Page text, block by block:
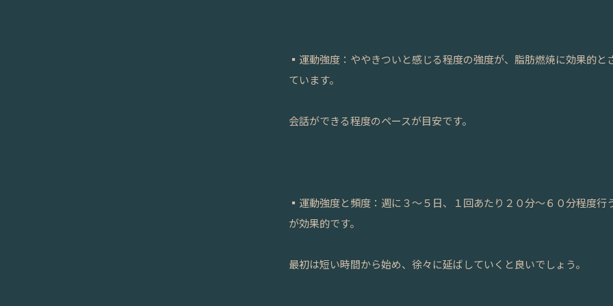
▪️運動強度：ややきついと感じる程度の強度が、脂肪燃焼に効果的と
ています。
会話ができる程度のペースが目安です。
▪️運動強度と頻度：週に３〜５日、１回あたり２０分〜６０分程度行
が効果的です。
最初は短い時間から始め、徐々に延ばしていくと良いでしょう。